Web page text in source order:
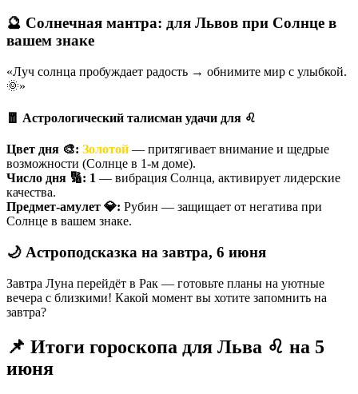
🔮 Солнечная мантра: для Львов при Солнце в
вашем знаке
«Луч солнца пробуждает радость → обнимите мир с улыбкой.
🌞»
🧧 Астрологический талисман удачи для ♌️
Цвет дня 🎨: Золотой — притягивает внимание и щедрые
возможности (Солнце в 1-м доме).
Число дня 🔢: 1 — вибрация Солнца, активирует лидерские
качества.
Предмет-амулет 💎: Рубин — защищает от негатива при
Солнце в вашем знаке.
🌙 Астроподсказка на завтра, 6 июня
Завтра Луна перейдёт в Рак — готовьте планы на уютные
вечера с близкими! Какой момент вы хотите запомнить на
завтра?
📌 Итоги гороскопа для Льва ♌ на 5
июня